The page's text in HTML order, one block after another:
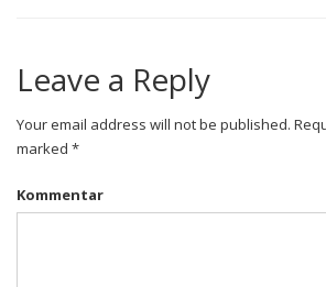
Leave a Reply
Your email address will not be published.
marked *
Kommentar